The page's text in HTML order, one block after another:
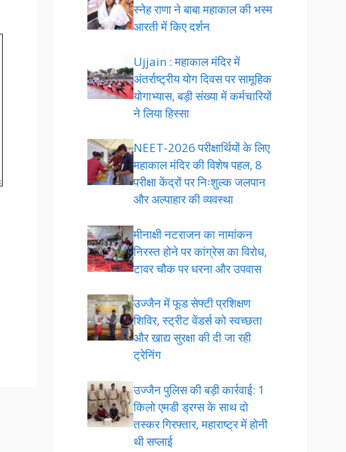
स्नेह राणा ने बाबा महाकाल की भस्म
आरती में किए दर्शन
Ujjain : महाकाल मंदिर में
अंतर्राष्ट्रीय योग दिवस पर सामूहिक
योगाभ्यास, बड़ी संख्या में कर्मचारियों
ने लिया हिस्सा
NEET-2026 परीक्षार्थियों के लिए
महाकाल मंदिर की विशेष पहल, 8
परीक्षा केंद्रों पर निःशुल्क जलपान
और अल्पाहार की व्यवस्था
मीनाक्षी नटराजन का नामांकन
निरस्त होने पर कांग्रेस का विरोध,
टावर चौक पर धरना और उपवास
उज्जैन में फूड सेफ्टी प्रशिक्षण
शिविर, स्ट्रीट वेंडर्स को स्वच्छता
और खाद्य सुरक्षा की दी जा रही
ट्रेनिंग
उज्जैन पुलिस की बड़ी कार्रवाई: 1
किलो एमडी ड्रग्स के साथ दो
तस्कर गिरफ्तार, महाराष्ट्र में होनी
थी सप्लाई